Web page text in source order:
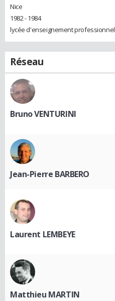
Nice
1982 - 1984
lycée d'enseignement professionnel
Réseau
Bruno VENTURINI
Jean-Pierre BARBERO
Laurent LEMBEYE
Matthieu MARTIN